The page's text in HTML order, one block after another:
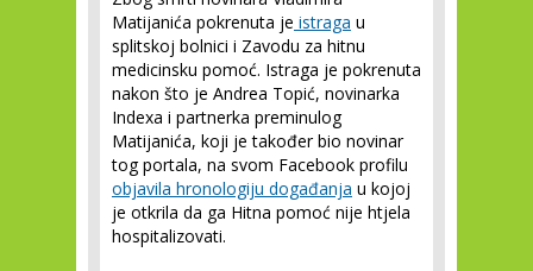
Matijanića pokrenuta je istraga u
splitskoj bolnici i Zavodu za hitnu
medicinsku pomoć. Istraga je pokrenuta
nakon što je Andrea Topić, novinarka
Indexa i partnerka preminulog
Matijanića, koji je također bio novinar
tog portala, na svom Facebook profilu
objavila hronologiju događanja u kojoj
je otkrila da ga Hitna pomoć nije htjela
hospitalizovati.